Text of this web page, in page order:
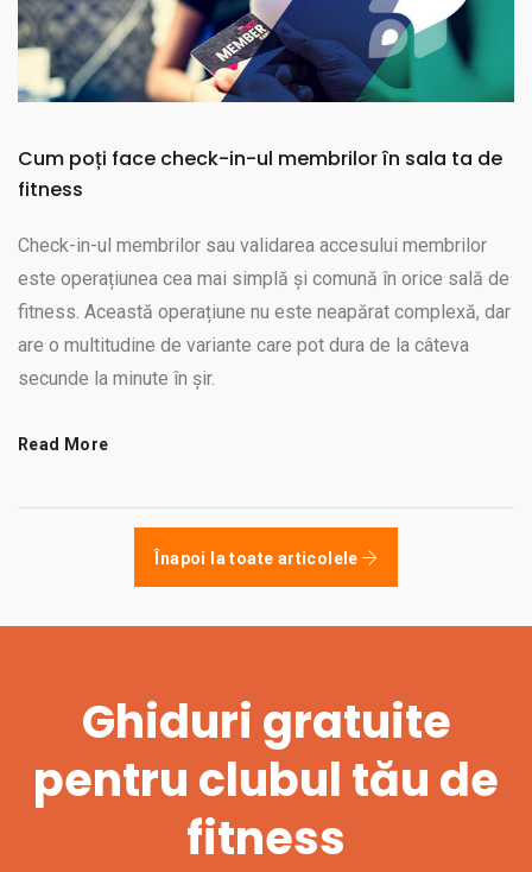
Cum poți face check-in-ul membrilor în sala ta de
fitness
Check-in-ul membrilor sau validarea accesului membrilor
este operațiunea cea mai simplă și comună în orice sală de
fitness. Această operațiune nu este neapărat complexă, dar
are o multitudine de variante care pot dura de la câteva
secunde la minute în șir.
Read More
Înapoi la toate articolele
Ghiduri gratuite
pentru clubul tău de
fitness